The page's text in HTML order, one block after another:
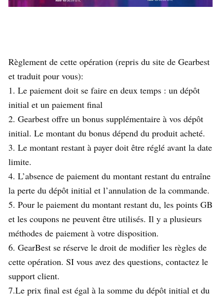
Règlement de cette opération (repris du site de Gearbest
et traduit pour vous):
1. Le paiement doit se faire en deux temps : un dépôt
initial et un paiement final
2. Gearbest offre un bonus supplémentaire à vos dépôt
initial. Le montant du bonus dépend du produit acheté.
3. Le montant restant à payer doit être réglé avant la date
limite.
4. L’absence de paiement du montant restant du entraîne
la perte du dépôt initial et l’annulation de la commande.
5. Pour le paiement du montant restant du, les points GB
et les coupons ne peuvent être utilisés. Il y a plusieurs
méthodes de paiement à votre disposition.
6. GearBest se réserve le droit de modifier les règles de
cette opération. SI vous avez des questions, contactez le
support client.
7.Le prix final est égal à la somme du dépôt initial et du